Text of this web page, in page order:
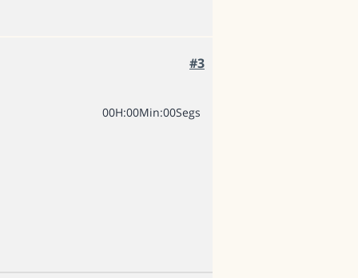
#3
00H:00Min:00Segs